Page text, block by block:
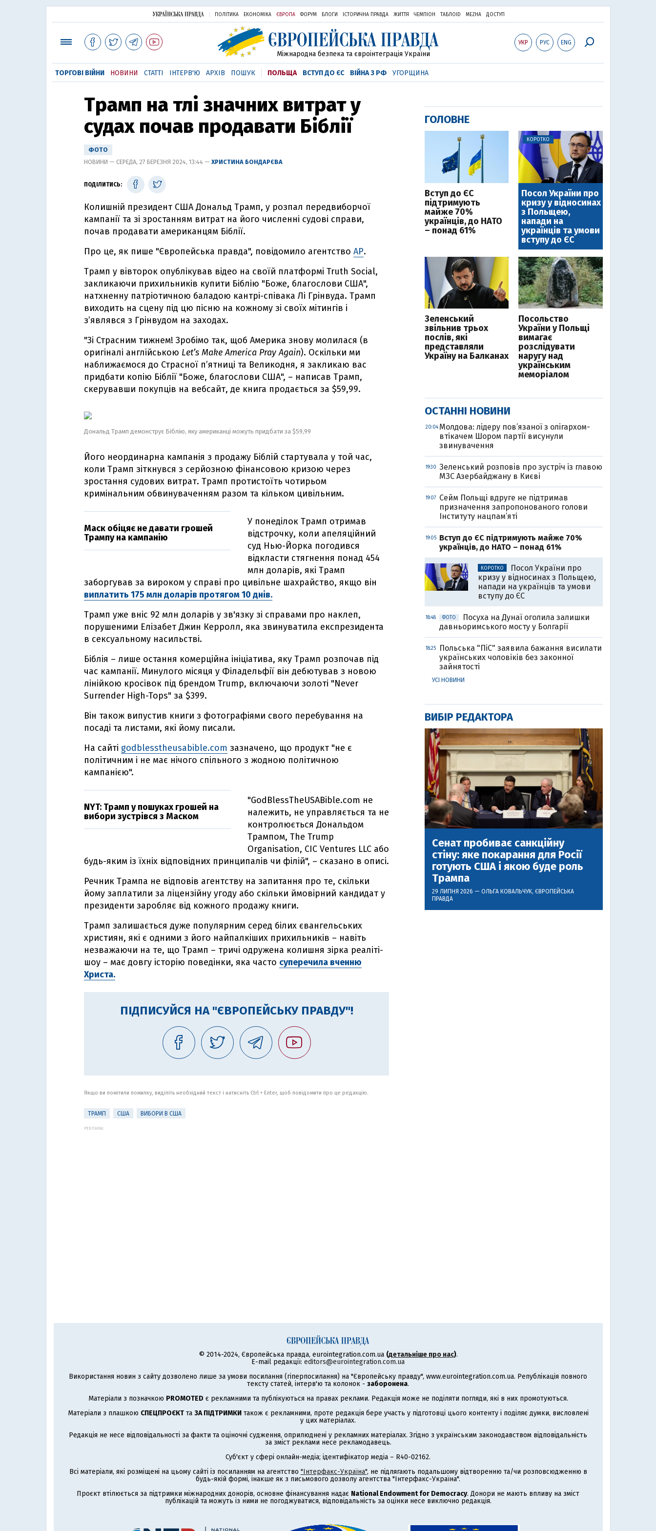
ПОЛІТИКА ЕКОНОМІКА ЄВРОПА ФОРУМ БЛОГИ ІСТОРИЧНА ПРАВДА ЖИТТЯ ЧЕМПІОН ТАБЛОID MEZHA ДОСТУП
УКР РУС ENG
Міжнародна безпека та євроінтеграція України
ТОРГОВІ ВІЙНИ НОВИНИ СТАТТІ ІНТЕРВ'Ю АРХІВ ПОШУК ПОЛЬЩА ВСТУП ДО ЄС ВІЙНА З РФ УГОРЩИНА
Трамп на тлі значних витрат у
судах почав продавати Біблії
ФОТО
НОВИНИ — СЕРЕДА, 27 БЕРЕЗНЯ 2024, 13:44 — ХРИСТИНА БОНДАРЄВА
ПОДІЛИТИСЬ:
Колишній президент США Дональд Трамп, у розпал передвиборчої
кампанії та зі зростанням витрат на його численні судові справи,
почав продавати американцям Біблії.
Про це, як пише "Європейська правда", повідомило агентство АР.
Трамп у вівторок опублікував відео на своїй платформі Truth Social,
закликаючи прихильників купити Біблію "Боже, благослови США",
натхненну патріотичною баладою кантрі-співака Лі Грінвуда. Трамп
виходить на сцену під цю пісню на кожному зі своїх мітингів і
з’являвся з Грінвудом на заходах.
"Зі Страсним тижнем! Зробімо так, щоб Америка знову молилася (в
оригіналі англійською Let’s Make America Pray Again). Оскільки ми
наближаємося до Страсної п’ятниці та Великодня, я закликаю вас
придбати копію Біблії "Боже, благослови США", – написав Трамп,
скерувавши покупців на вебсайт, де книга продається за $59,99.
Дональд Трамп демонструє Біблію, яку американці можуть придбати за $59,99
Його неординарна кампанія з продажу Біблій стартувала у той час,
коли Трамп зіткнувся з серйозною фінансовою кризою через
зростання судових витрат. Трамп протистоїть чотирьом
кримінальним обвинуваченням разом та кільком цивільним.
Маск обіцяє не давати грошей
Трампу на кампанію
У понеділок Трамп отримав
відстрочку, коли апеляційний
суд Нью-Йорка погодився
відкласти стягнення понад 454
млн доларів, які Трамп
заборгував за вироком у справі про цивільне шахрайство, якщо він
виплатить 175 млн доларів протягом 10 днів.
Трамп уже вніс 92 млн доларів у зв'язку зі справами про наклеп,
порушеними Елізабет Джин Керролл, яка звинуватила експрезидента
в сексуальному насильстві.
Біблія – лише остання комерційна ініціатива, яку Трамп розпочав під
час кампанії. Минулого місяця у Філадельфії він дебютував з новою
лінійкою кросівок під брендом Trump, включаючи золоті "Never
Surrender High-Tops" за $399.
Він також випустив книги з фотографіями свого перебування на
посаді та листами, які йому писали.
На сайті godblesstheusabible.com зазначено, що продукт "не є
політичним і не має нічого спільного з жодною політичною
кампанією".
NYT: Трамп у пошуках грошей на
вибори зустрівся з Маском
"GodBlessTheUSABible.com не
належить, не управляється та не
контролюється Дональдом
Трампом, The Trump
Organisation, CIC Ventures LLC або
будь-яким із їхніх відповідних принципалів чи філій", – сказано в описі.
Речник Трампа не відповів агентству на запитання про те, скільки
йому заплатили за ліцензійну угоду або скільки ймовірний кандидат у
президенти заробляє від кожного продажу книги.
Трамп залишається дуже популярним серед білих євангельських
християн, які є одними з його найпалкіших прихильників – навіть
незважаючи на те, що Трамп – тричі одружена колишня зірка реаліті-
шоу – має довгу історію поведінки, яка часто суперечила вченню
Христа.
ПІДПИСУЙСЯ НА "ЄВРОПЕЙСЬКУ ПРАВДУ"!
Якщо ви помітили помилку, виділіть необхідний текст і натисніть Ctrl + Enter, щоб повідомити про це редакцію.
ТРАМП США ВИБОРИ В США
РЕКЛАМА:
ГОЛОВНЕ
Вступ до ЄС
підтримують
майже 70%
українців, до НАТО
– понад 61%
КОРОТКО
Посол України про
кризу у відносинах
з Польщею,
напади на
українців та умови
вступу до ЄС
Зеленський
звільнив трьох
послів, які
представляли
Україну на Балканах
Посольство
України у Польщі
вимагає
розслідувати
наругу над
українським
меморіалом
ОСТАННІ НОВИНИ
20:04 Молдова: лідеру пов’язаної з олігархом-
втікачем Шором партії висунули
звинувачення
19:30 Зеленський розповів про зустріч із главою
МЗС Азербайджану в Києві
19:07
Сейм Польщі вдруге не підтримав
призначення запропонованого голови
Інституту нацпам’яті
19:05
Вступ до ЄС підтримують майже 70%
українців, до НАТО – понад 61%
КОРОТКО
Посол України про
кризу у відносинах з Польщею,
напади на українців та умови
вступу до ЄС
18:48 ФОТО
Посуха на Дунаї оголила залишки
давньоримського мосту у Болгарії
18:25
Польська "ПіС" заявила бажання висилати
українських чоловіків без законної
зайнятості
УСІ НОВИНИ
ВИБІР РЕДАКТОРА
Сенат пробиває санкційну
стіну: яке покарання для Росії
готують США і якою буде роль
Трампа
29 ЛИПНЯ 2026 — ОЛЬГА КОВАЛЬЧУК, ЄВРОПЕЙСЬКА
ПРАВДА
© 2014-2024, Європейська правда, eurointegration.com.ua (детальніше про нас).
E-mail редакції: editors@eurointegration.com.ua
Використання новин з сайту дозволено лише за умови посилання (гіперпосилання) на "Європейську правду", www.eurointegration.com.ua. Републікація повного
тексту статей, інтерв'ю та колонок - заборонена.
Матеріали з позначкою PROMOTED є рекламними та публікуються на правах реклами. Редакція може не поділяти погляди, які в них промотуються.
Матеріали з плашкою СПЕЦПРОЄКТта ЗА ПІДТРИМКИтакож є рекламними, проте редакція бере участь у підготовці цього контенту і поділяє думки, висловлені
у цих матеріалах.
Редакція не несе відповідальності за факти та оціночні судження, оприлюднені у рекламних матеріалах. Згідно з українським законодавством відповідальність
за зміст реклами несе рекламодавець.
Суб'єкт у сфері онлайн-медіа; ідентифікатор медіа – R40-02162.
Всі матеріали, які розміщені на цьому сайті із посиланням на агентство "Інтерфакс-Україна", не підлягають подальшому відтворенню та/чи розповсюдженню в
будь-якій формі, інакше як з письмового дозволу агентства "Інтерфакс-Україна".
Проєкт втілюється за підтримки міжнародних донорів, основне фінансування надає National Endowment for Democracy. Донори не мають впливу на зміст
публікацій та можуть із ними не погоджуватися, відповідальність за оцінки несе виключно редакція.